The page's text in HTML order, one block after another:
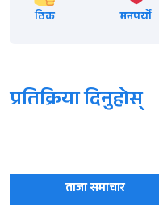
ठिक मनपर्यो
प्रतिक्रिया दिनुहोस्
ताजा समाचार